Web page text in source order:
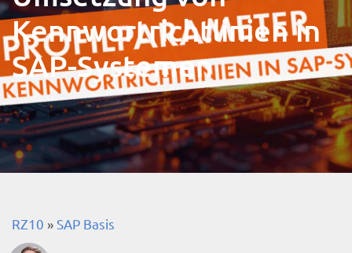
Kennwortrichtlinien in
SAP-Systemen
RZ10 » SAP Basis